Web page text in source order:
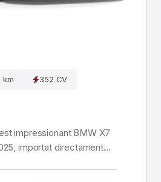
km 352 CV
impressionant BMW X7
importat directament